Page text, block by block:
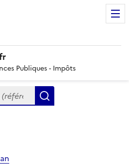
Publiques - Impôts
mots clés, partie du